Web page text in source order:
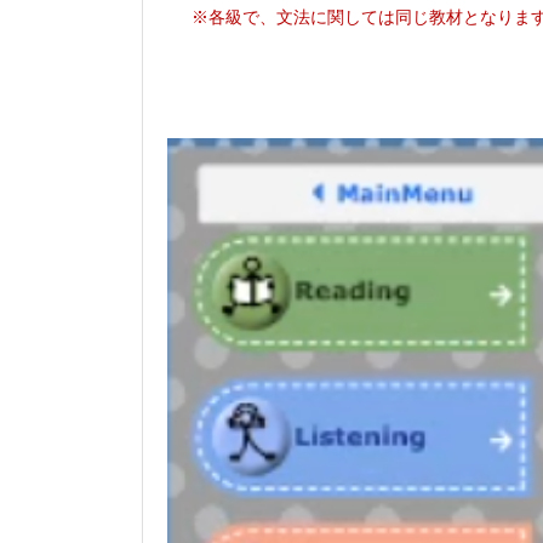
※各級で、文法に関しては同じ教材となりま